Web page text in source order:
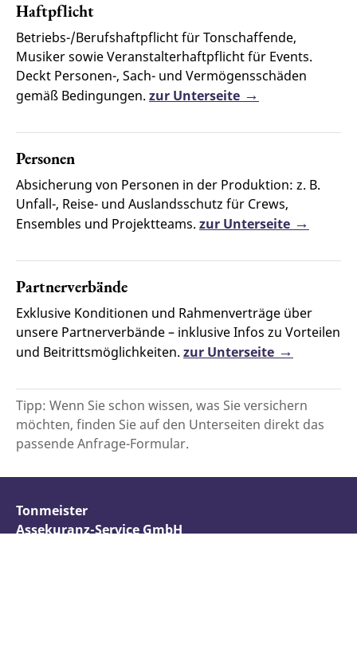
Haftpflicht
Betriebs-/Berufshaftpflicht für Tonschaffende,
Musiker sowie Veranstalterhaftpflicht für Events.
Deckt Personen-, Sach- und Vermögensschäden
gemäß Bedingungen. zur Unterseite
Personen
Absicherung von Personen in der Produktion: z. B.
Unfall-, Reise- und Auslands­schutz für Crews,
Ensembles und Projektteams. zur Unterseite
Partnerverbände
Exklusive Konditionen und Rahmenverträge über
unsere Partner­verbände – inklusive Infos zu Vorteilen
und Beitritts­­möglichkeiten. zur Unterseite
Tipp: Wenn Sie schon wissen, was Sie versichern
möchten, finden Sie auf den Unterseiten direkt das
passende Anfrage-Formular.
Tonmeister
Assekuranz-Service GmbH